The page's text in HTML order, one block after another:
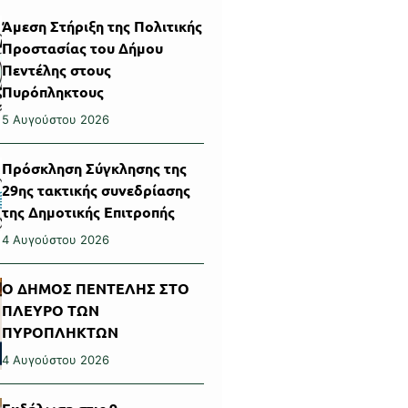
Άμεση Στήριξη της Πολιτικής
Προστασίας του Δήμου
Πεντέλης στους
Πυρόπληκτους
5 Αυγούστου 2026
Πρόσκληση Σύγκλησης της
29ης τακτικής συνεδρίασης
της Δημοτικής Επιτροπής
4 Αυγούστου 2026
Ο ΔΗΜΟΣ ΠΕΝΤΕΛΗΣ ΣΤΟ
ΠΛΕΥΡΟ ΤΩΝ
ΠΥΡΟΠΛΗΚΤΩΝ
4 Αυγούστου 2026